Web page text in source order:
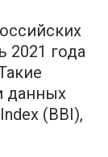
2021 года
данных
(BBI),